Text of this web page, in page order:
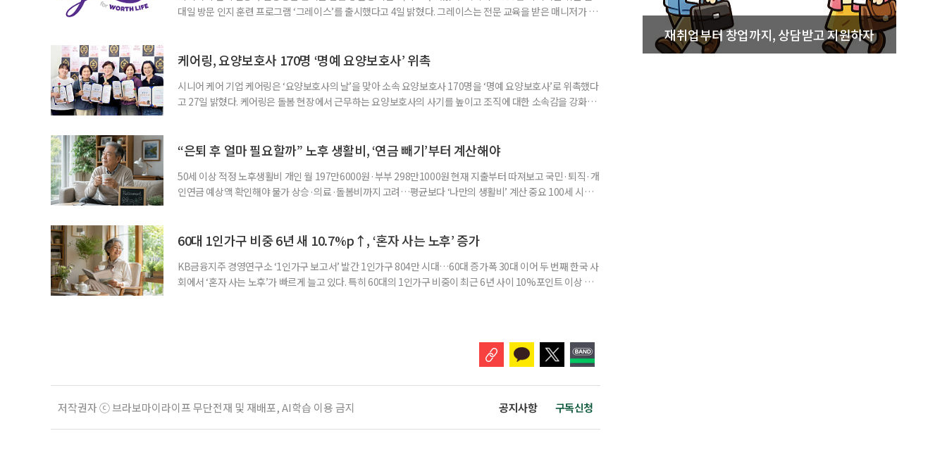
대일 방문 인지 훈련 프로그램 ‘그레이스’를 출시했다고 4일 밝혔다. 그레이스는 전문 교육을 받은 매니저가 주
사용하는 자체 개발 워크북이 활용된다. 문제는 기억력과 주의집중력, 언어능력, 시공간 능력, 계산 능
케어링, 요양보호사 170명 ‘명예 요양보호사’ 위촉
시니어 케어 기업 케어링은 ‘요양보호사의 날’을 맞아 소속 요양보호사 170명을 ‘명예 요양보호사’로 위촉했다
고 27일 밝혔다. 케어링은 돌봄 현장에서 근무하는 요양보호사의 사기를 높이고 조직에 대한 소속감을 강화하
점에서 선정된 요양보호사들에게 위촉장과 감사 편지를 전달했다. 우수 요양보호사들이 현장에서 쌓은 돌봄
“은퇴 후 얼마 필요할까” 노후 생활비, ‘연금 빼기’부터 계산해야
50세 이상 적정 노후생활비 개인 월 197만6000원·부부 298만1000원 현재 지출부터 따져보고 국민·퇴직·개
인연금 예상액 확인해야 물가 상승·의료·돌봄비까지 고려…평균보다 ‘나만의 생활비’ 계산 중요 100세 시대
준비의 출발점이라는 조언이 나온다. 조고은 하나금융연구소 하나더넥스트연구센터 수석연구원은 은퇴
60대 1인가구 비중 6년 새 10.7%p↑, ‘혼자 사는 노후’ 증가
KB금융지주 경영연구소 ‘1인가구 보고서’ 발간 1인가구 804만 시대…60대 증가폭 30대 이어 두 번째 한국 사
회에서 ‘혼자 사는 노후’가 빠르게 늘고 있다. 특히 60대의 1인가구 비중이 최근 6년 사이 10%포인트 이상 상
저작권자 ⓒ 브라보마이라이프 무단전재 및 재배포, AI학습 이용 금지 공지사항 구독신청
재취업부터 창업까지, 상담받고 지원하자